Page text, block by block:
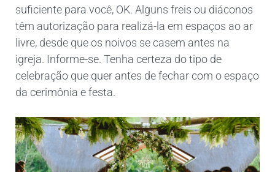
suficiente para você, OK. Alguns freis ou diáconos
têm autorização para realizá-la em espaços ao ar
livre, desde que os noivos se casem antes na
igreja. Informe-se. Tenha certeza do tipo de
celebração que quer antes de fechar com o espaço
da cerimônia e festa.